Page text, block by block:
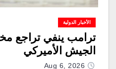
الأخبار الدولية
ترامب ينفي تراجع
الجيش الأميركي
Aug 6, 2026